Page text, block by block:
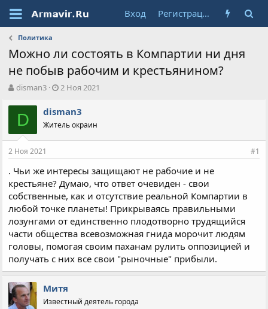
Вход Регистрация
Политика
Можно ли состоять в Компартии ни дня
не побыв рабочим и крестьянином?
А
т
т
е
ы
disman3
Д
т
н
а
л
а
2 Ноя 2021
D disman3
Житель окраин
2 Ноя 2021 #1
. Чьи же интересы защищают не рабочие и не
крестьяне? Думаю, что ответ очевиден - свои
собственные, как и отсутствие реальной Компартии в
любой точке планеты! Прикрываясь правильными
лозунгами от единственно плодотворно трудящийся
части общества всевозможная гнида морочит людям
головы, помогая своим паханам рулить оппозицией и
получать с них все свои "рыночные" прибыли.
Митя
Известный деятель города